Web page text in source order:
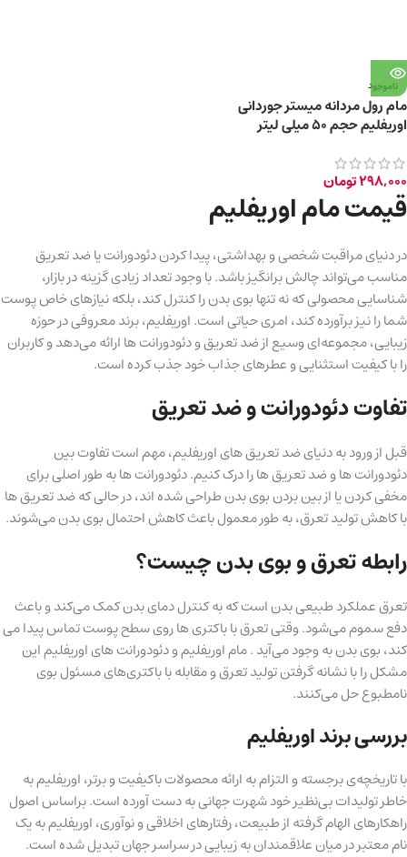
ناموجود
مام رول مردانه میستر جوردانی
اوریفلیم حجم ۵۰ میلی لیتر
298,000تومان
قیمت مام اوریفلیم
در دنیای مراقبت شخصی و بهداشتی، پیدا کردن دئودورانت یا ضد تعریق
مناسب می‌تواند چالش برانگیز باشد. با وجود تعداد زیادی گزینه در بازار،
شناسایی محصولی که نه تنها بوی بدن را کنترل کند، بلکه نیازهای خاص پوست
شما را نیز برآورده کند، امری حیاتی است. اوریفلیم، برند معروفی در حوزه
زیبایی، مجموعه‌ای وسیع از ضد تعریق و دئودورانت ها ارائه می‌دهد و کاربران
را با کیفیت استثنایی و عطرهای جذاب خود جذب کرده است.
تفاوت دئودورانت و ضد تعریق
قبل از ورود به دنیای ضد تعریق های اوریفلیم، مهم است تفاوت بین
دئودورانت ها و ضد تعریق ها را درک کنیم. دئودورانت ها به طور اصلی برای
مخفی کردن یا از بین بردن بوی بدن طراحی شده اند، در حالی که ضد تعریق ها
با کاهش تولید تعرق، به طور معمول باعث کاهش احتمال بوی بدن می‌شوند.
رابطه تعرق و بوی بدن چیست؟
تعرق عملکرد طبیعی بدن است که به کنترل دمای بدن کمک می‌کند و باعث
دفع سموم می‌شود. وقتی تعرق با باکتری ها روی سطح پوست تماس پیدا می
کند، بوی بدن به وجود می‌آید . مام اوریفلیم و دئودورانت های اوریفلیم این
مشکل را با نشانه گرفتن تولید تعرق و مقابله با باکتری‌های مسئول بوی
نامطبوع حل می‌کنند.
بررسی برند اوریفلیم
با تاریخچه‌ی برجسته و التزام به ارائه محصولات باکیفیت و برتر، اوریفلیم به
خاطر تولیدات بی‌نظیر خود شهرت جهانی به دست آورده است. براساس اصول
راهکارهای الهام گرفته از طبیعت، رفتارهای اخلاقی و نوآوری، اوریفلیم به یک
نام معتبر در میان علاقمندان به زیبایی در سراسر جهان تبدیل شده است.